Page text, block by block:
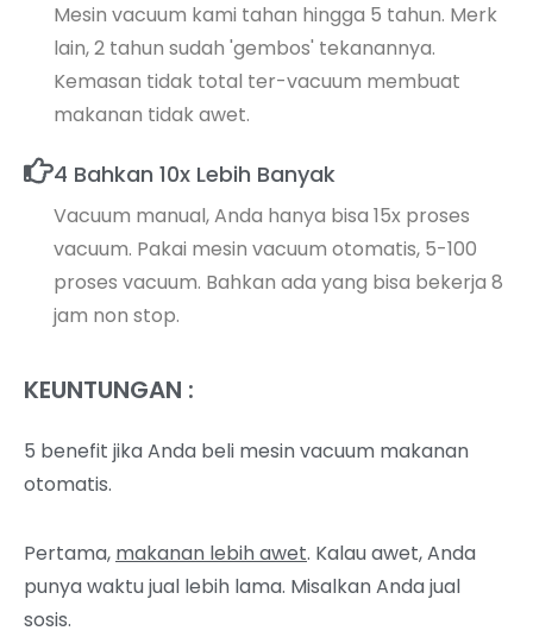
Mesin vacuum kami tahan hingga 5 tahun. Merk
lain, 2 tahun sudah 'gembos' tekanannya.
Kemasan tidak total ter-vacuum membuat
makanan tidak awet.
4 Bahkan 10x Lebih Banyak
Vacuum manual, Anda hanya bisa 15x proses
vacuum. Pakai mesin vacuum otomatis, 5-100
proses vacuum. Bahkan ada yang bisa bekerja 8
jam non stop.
KEUNTUNGAN :
5 benefit jika Anda beli mesin vacuum makanan
otomatis.
Pertama, makanan lebih awet. Kalau awet, Anda
punya waktu jual lebih lama. Misalkan Anda jual
sosis.